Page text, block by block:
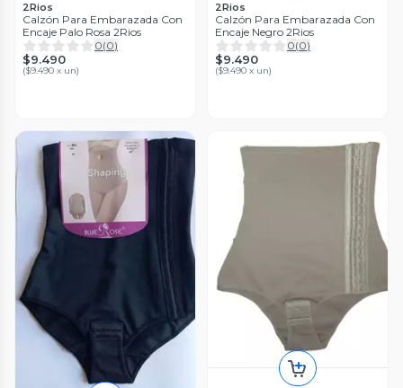
2Rios
Calzón Para Embarazada Con
Encaje Palo Rosa 2Rios
0(0)
$9.490
($9.490 x un)
2Rios
Calzón Para Embarazada Con
Encaje Negro 2Rios
0(0)
$9.490
($9.490 x un)